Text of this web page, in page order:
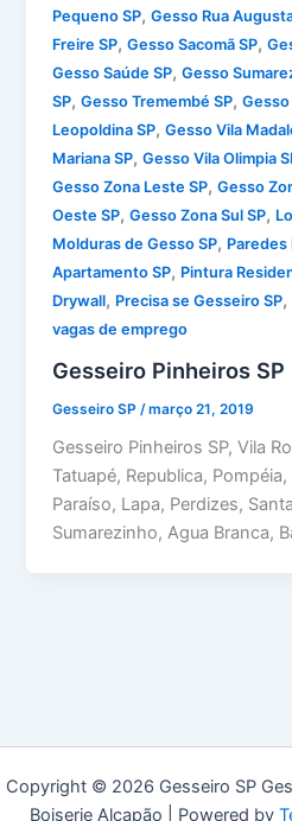
Pequeno SP,Gesso Rua
Freire SP,Gesso Sacomã SP,
Gesso Saúde SP,Gesso
SP,Gesso Tremembé SP,Gesso
Leopoldina SP,Gesso Vila
Mariana SP,Gesso Vila Olimpia
Gesso Zona Leste SP,Gesso
Oeste SP,Gesso Zona Sul SP,
Molduras de Gesso SP, Paredes
Apartamento SP, Pintura
Drywall, Precisa se Gesseiro SP,
vagas de emprego
Gesseiro Pinheiros SP
Gesseiro SP /março 21, 2019
Gesseiro Pinheiros SP, Vila
Tatuapé, Republica,
Paraíso, Lapa, Perdizes,
Sumarezinho, Agua Branca,
Copyright © 2026 Gesseiro SP
Boiserie Alçapão | Powered by